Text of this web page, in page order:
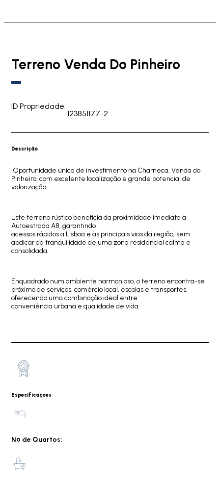
Terreno Venda Do Pinheiro
ID Propriedade:
123851177-2
Descrição
Oportunidade única de investimento na Charneca, Venda do
Pinheiro, com excelente localização e grande potencial de
valorização.
Este terreno rústico beneficia da proximidade imediata à
Autoestrada A8, garantindo
acessos rápidos a Lisboa e às principais vias da região, sem
abdicar da tranquilidade de uma zona residencial calma e
consolidada.
Enquadrado num ambiente harmonioso, o terreno encontra-se
próximo de serviços, comércio local, escolas e transportes,
oferecendo uma combinação ideal entre
conveniência urbana e qualidade de vida.
Especificações
Nº de Quartos: